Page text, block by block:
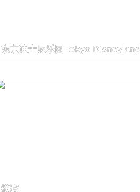
东京迪士尼乐园Tokyo Disneyland
横滨